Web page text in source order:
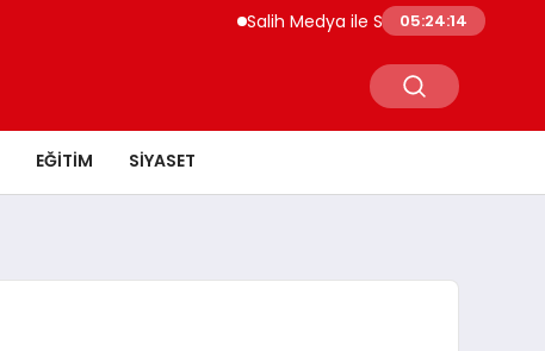
Salih Medya ile Sosyal Medya Profil
05:24:14
EĞITIM SIYASET